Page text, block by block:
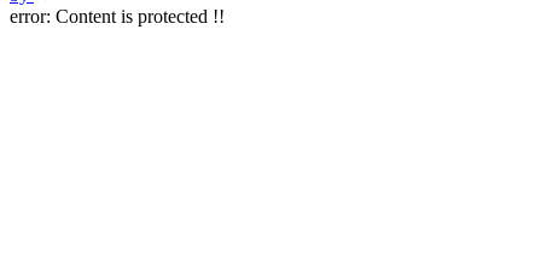
error: Content is protected !!